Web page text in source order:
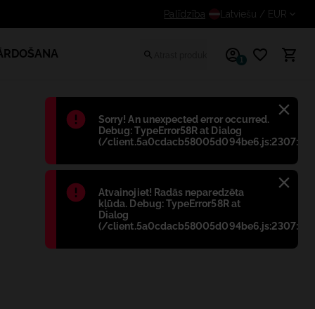
Błąd:
Sorry! An unexpected error occurred.
Debug: TypeError58R at Dialog
(/
Błąd:
Atvainojiet! Radās neparedzēta
kļūda. Debug: TypeError58R at
Dialog
(/
Saņem papildus atlaidi reģistrētiem lietotājiem
Palīdzība Latviešu / EUR
1